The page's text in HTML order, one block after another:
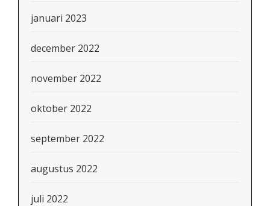
januari 2023
december 2022
november 2022
oktober 2022
september 2022
augustus 2022
juli 2022